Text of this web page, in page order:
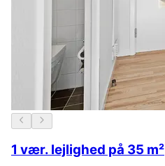
1 vær. lejlighed på 35 m²